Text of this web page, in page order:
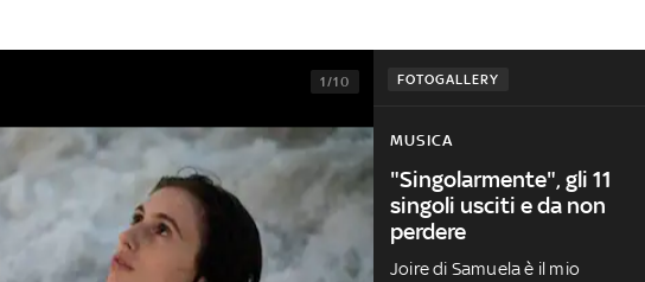
FOTOGALLERY
1/10
MUSICA
"Singolarmente", gli 11
singoli usciti e da non
perdere
Joire di Samuela è il mio